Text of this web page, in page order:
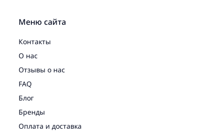
Меню сайта
Контакты
О нас
Отзывы о нас
FAQ
Блог
Бренды
Оплата и доставка